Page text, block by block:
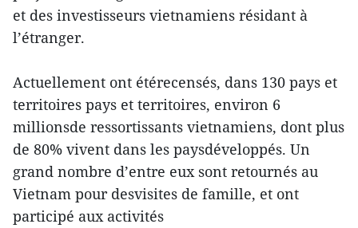
et des investisseurs vietnamiens résidant à
l’étranger.
Actuellement ont étérecensés, dans 130 pays et
territoires pays et territoires, environ 6
millionsde ressortissants vietnamiens, dont plus
de 80% vivent dans les paysdéveloppés. Un
grand nombre d’entre eux sont retournés au
Vietnam pour desvisites de famille, et ont
participé aux activités